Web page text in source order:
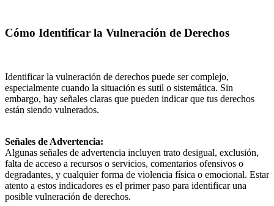
Cómo Identificar la Vulneración de Derechos
Identificar la vulneración de derechos puede ser complejo,
especialmente cuando la situación es sutil o sistemática. Sin
embargo, hay señales claras que pueden indicar que tus derechos
están siendo vulnerados.
Señales de Advertencia:
Algunas señales de advertencia incluyen trato desigual, exclusión,
falta de acceso a recursos o servicios, comentarios ofensivos o
degradantes, y cualquier forma de violencia física o emocional. Estar
atento a estos indicadores es el primer paso para identificar una
posible vulneración de derechos.